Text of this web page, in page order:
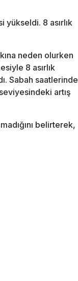
yükseldi. 8 asırlık
neden olurken
8 asırlık
Sabah saatlerinde
artış
belirterek,